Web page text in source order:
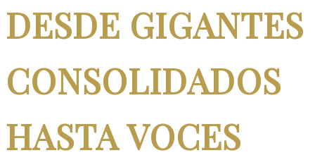
DESDE GIGANTES
CONSOLIDADOS
HASTA VOCES